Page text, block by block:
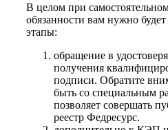
В целом при
обязанности вам нужно
этапы:
обращение в
получения
подписи. Обратите
быть со специальным
позволяет совершать
реестр Федресурс.